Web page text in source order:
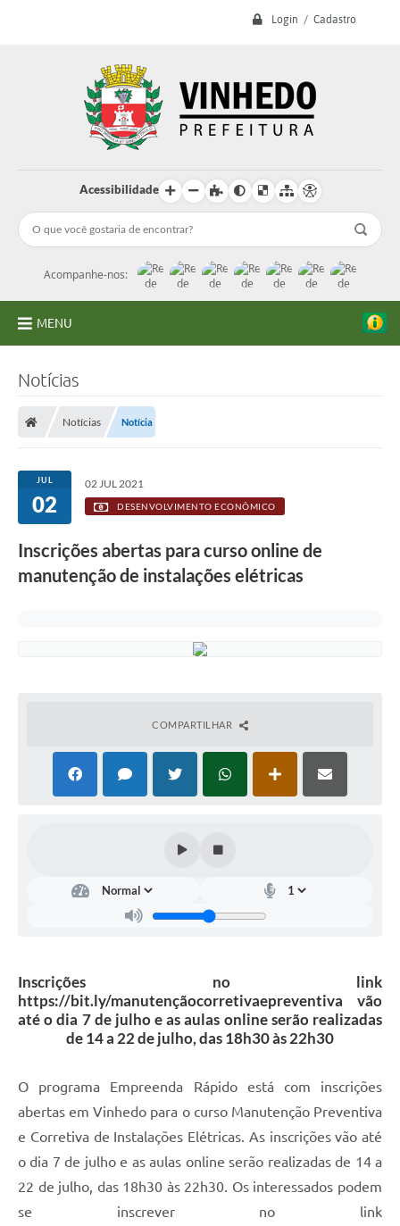
Login / Cadastro
Acessibilidade
Acompanhe-nos:
MENU
Licitações
Transparência
Concursos e Processos Seletivos
Inclusão e Acessibilidade
Normas e Legislação
Sistema de Protocolo
Listagem dos CEPs de Vinhedo
Acesso à Informação
Contratos
Associação dos Servidores Públicos Municipais de
Vinhedo
Audiências Públicas
Notícias
Notícias Notícia
JUL
02
02 JUL 2021
DESENVOLVIMENTO ECONÔMICO
Inscrições abertas para curso online de
manutenção de instalações elétricas
COMPARTILHAR
Inscrições no link
https://bit.ly/manutençãocorretivaepreventiva vão
até o dia 7 de julho e as aulas online serão realizadas
de 14 a 22 de julho, das 18h30 às 22h30
O programa Empreenda Rápido está com inscrições
abertas em Vinhedo para o curso Manutenção Preventiva
e Corretiva de Instalações Elétricas. As inscrições vão até
o dia 7 de julho e as aulas online serão realizadas de 14 a
22 de julho, das 18h30 às 22h30. Os interessados podem
se inscrever no link